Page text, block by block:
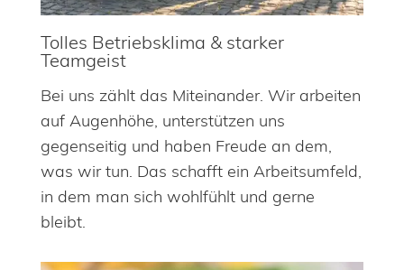
Tolles Betriebsklima & starker
Teamgeist
Bei uns zählt das Miteinander. Wir arbeiten
auf Augenhöhe, unterstützen uns
gegenseitig und haben Freude an dem,
was wir tun. Das schafft ein Arbeitsumfeld,
in dem man sich wohlfühlt und gerne
bleibt.